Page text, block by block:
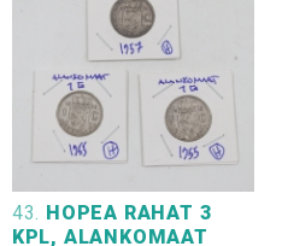
43. HOPEA RAHAT 3
KPL, ALANKOMAAT